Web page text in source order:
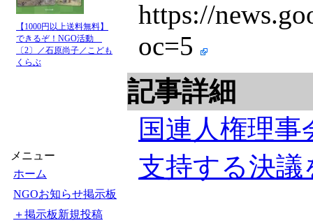
【1000円以上送料無料】
できるぞ！NGO活動
〔2〕／石原尚子／こども
くらぶ
メニュー
ホーム
NGOお知らせ掲示板
＋掲示板新規投稿
https://
oc=5
記事詳細
国連人権理
支持する決議